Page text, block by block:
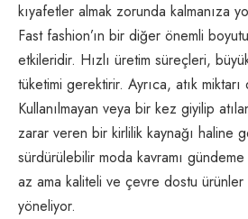
kıyafetler almak zorunda kalmanıza
Fast fashion’ın bir diğer önemli
etkileridir. Hızlı üretim süreçleri,
tüketimi gerektirir. Ayrıca, atık
Kullanılmayan veya bir kez giyilip
zarar veren bir kirlilik kaynağı haline
sürdürülebilir moda kavramı
az ama kaliteli ve çevre dostu
yöneliyor.